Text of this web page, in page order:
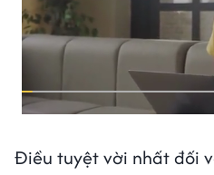
Điều tuyệt vời nhất đối